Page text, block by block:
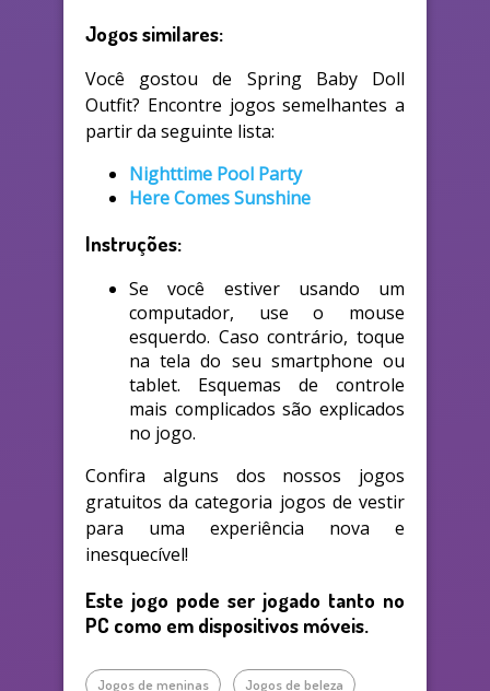
Jogos similares:
Você gostou de Spring Baby Doll
Outfit? Encontre jogos semelhantes a
partir da seguinte lista:
Nighttime Pool Party
Here Comes Sunshine
Instruções:
Se você estiver usando um
computador, use o mouse
esquerdo. Caso contrário, toque
na tela do seu smartphone ou
tablet. Esquemas de controle
mais complicados são explicados
no jogo.
Confira alguns dos nossos jogos
gratuitos da categoria jogos de vestir
para uma experiência nova e
inesquecível!
Este jogo pode ser jogado tanto no
PC como em dispositivos móveis.
Jogos de meninas Jogos de beleza